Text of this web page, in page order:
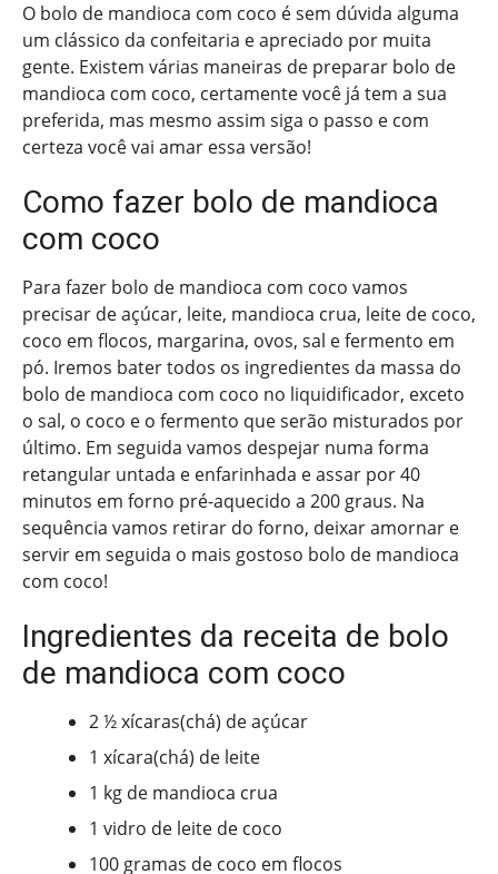
O bolo de mandioca com coco é sem dúvida alguma
um clássico da confeitaria e apreciado por muita
gente. Existem várias maneiras de preparar bolo de
mandioca com coco, certamente você já tem a sua
preferida, mas mesmo assim siga o passo e com
certeza você vai amar essa versão!
Como fazer bolo de mandioca
com coco
Para fazer bolo de mandioca com coco vamos
precisar de açúcar, leite, mandioca crua, leite de coco,
coco em flocos, margarina, ovos, sal e fermento em
pó. Iremos bater todos os ingredientes da massa do
bolo de mandioca com coco no liquidificador, exceto
o sal, o coco e o fermento que serão misturados por
último. Em seguida vamos despejar numa forma
retangular untada e enfarinhada e assar por 40
minutos em forno pré-aquecido a 200 graus. Na
sequência vamos retirar do forno, deixar amornar e
servir em seguida o mais gostoso bolo de mandioca
com coco!
Ingredientes da receita de bolo
de mandioca com coco
2 ½ xícaras(chá) de açúcar
1 xícara(chá) de leite
1 kg de mandioca crua
1 vidro de leite de coco
100 gramas de coco em flocos